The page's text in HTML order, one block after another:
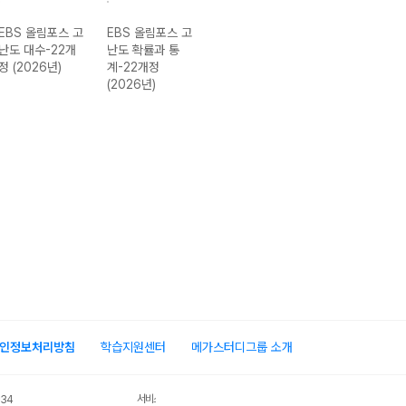
EBS 올림포스 고
난도 대수-22개
(2026년)
EBS 올림포스 고
난도 확률과 통
계-22개정
(2026년)
정보처리방침 학습지원센터 메가스터디그룹 소개
서비스 가입사실 확인